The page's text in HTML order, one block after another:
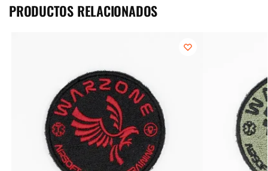
PRODUCTOS RELACIONADOS